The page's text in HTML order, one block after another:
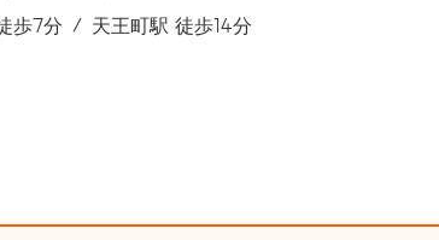
歩7分
天王町駅 徒歩14分